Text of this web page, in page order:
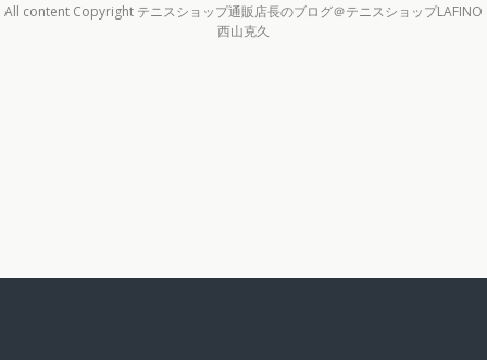
All content Copyright テニスショップ通販店長のブログ＠テニスショップLAFINO
西山克久